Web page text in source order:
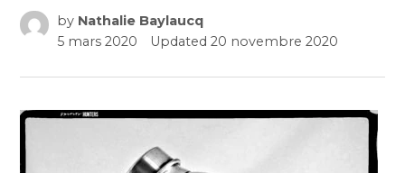
by Nathalie Baylaucq
5 mars 2020
Updated20 novembre 2020